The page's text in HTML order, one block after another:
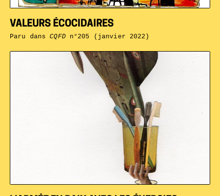
VALEURS ÉCOCIDAIRES
Paru dansCQFDn°205 (janvier 2022)